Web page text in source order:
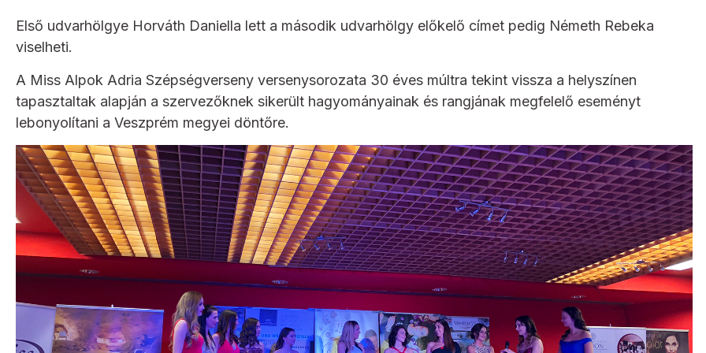
Első udvarhölgye Horváth Daniella lett a második udvarhölgy előkelő címet pedig Németh Rebeka
viselheti.
A Miss Alpok Adria Szépségverseny versenysorozata 30 éves múltra tekint vissza a helyszínen
tapasztaltak alapján a szervezőknek sikerült hagyományainak és rangjának megfelelő eseményt
lebonyolítani a Veszprém megyei döntőre.